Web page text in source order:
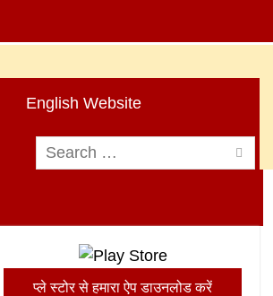
English Website
Search
for:
प्ले स्टोर से हमारा ऐप डाउनलोड करें